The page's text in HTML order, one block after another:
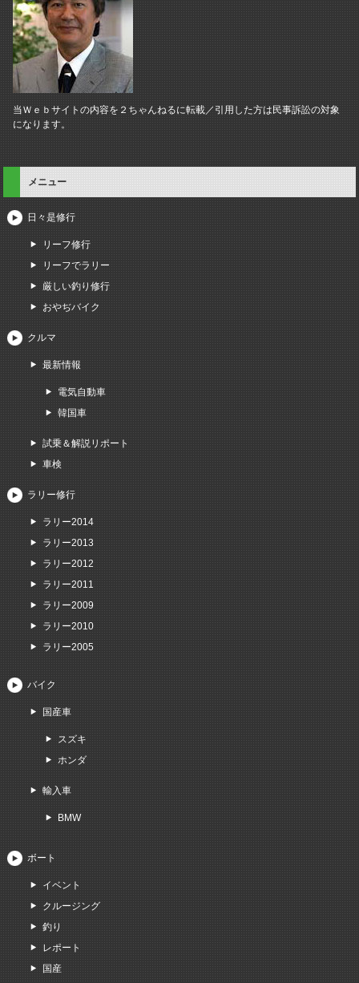
当Ｗｅｂサイトの内容を２ちゃんねるに転載／引用した方は民事訴訟の対象
になります。
メニュー
日々是修行
リーフ修行
リーフでラリー
厳しい釣り修行
おやぢバイク
クルマ
最新情報
電気自動車
韓国車
試乗＆解説リポート
車検
ラリー修行
ラリー2014
ラリー2013
ラリー2012
ラリー2011
ラリー2009
ラリー2010
ラリー2005
バイク
国産車
スズキ
ホンダ
輸入車
BMW
ボート
イベント
クルージング
釣り
レポート
国産